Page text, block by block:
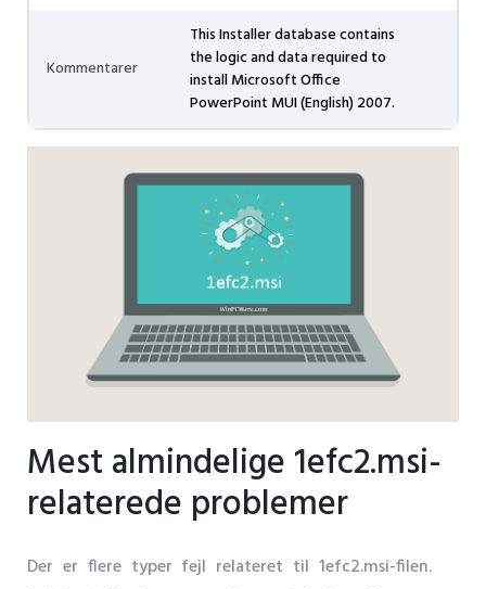
Kommentarer
This Installer database contains
the logic and data required to
install Microsoft Office
PowerPoint MUI (English) 2007.
Mest almindelige 1efc2.msi-
relaterede problemer
Der er flere typer fejl relateret til 1efc2.msi-filen.